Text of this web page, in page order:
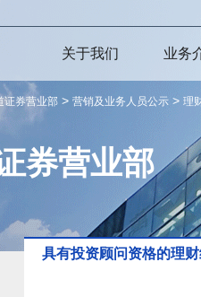
关于我们 业务
证券营业部 > 营销及业务人员公示 > 理
券营业部
具有投资顾问资格的理